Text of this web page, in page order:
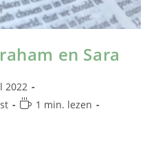
en Sara
2022
1 min. lezen